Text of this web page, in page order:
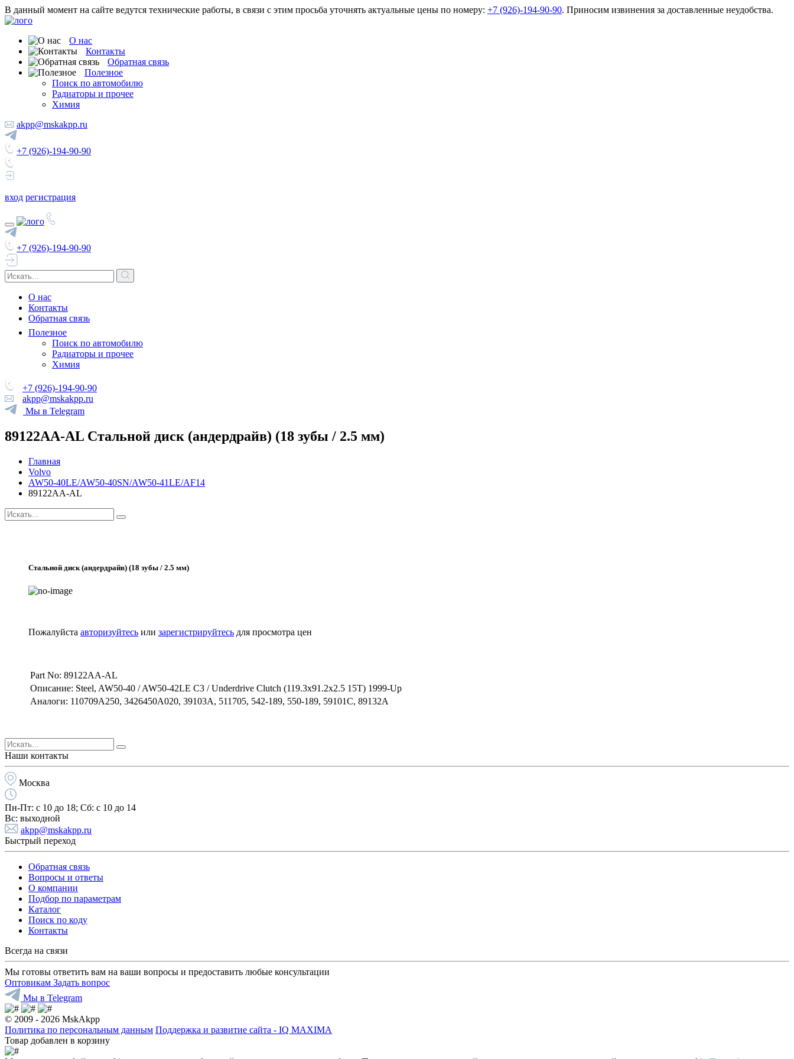
В данный момент на сайте ведутся технические работы, в связи с этим просьба уточнять актуальные цены по номеру: +7 (926)-194-90-90. Приносим извинения за доставленные неудобства.
О нас
Контакты
Обратная связь
Полезное
Поиск по автомобилю
Радиаторы и прочее
Химия
akpp@mskakpp.ru
+7 (926)-194-90-90
вход регистрация
+7 (926)-194-90-90
О нас
Контакты
Обратная связь
Полезное
Поиск по автомобилю
Радиаторы и прочее
Химия
+7 (926)-194-90-90
akpp@mskakpp.ru
Мы в Telegram
89122AA-AL Стальной диск (андердрайв) (18 зубы / 2.5 мм)
Главная
Volvo
AW50-40LE/AW50-40SN/AW50-41LE/AF14
89122AA-AL
Стальной диск (андердрайв) (18 зубы / 2.5 мм)
Пожалуйста авторизуйтесь или зарегистрируйтесь для просмотра цен
Part No: 89122AA-AL
Описание: Steel, AW50-40 / AW50-42LE C3 / Underdrive Clutch (119.3x91.2x2.5 15T) 1999-Up
Аналоги: 110709A250, 3426450A020, 39103A, 511705, 542-189, 550-189, 59101C, 89132A
Наши контакты
Москва
Пн-Пт: с 10 до 18; Cб: с 10 до 14
Вс: выходной
akpp@mskakpp.ru
Быстрый переход
Обратная связь
Вопросы и ответы
О компании
Подбор по параметрам
Каталог
Поиск по коду
Контакты
Всегда на связи
Мы готовы ответить вам на ваши вопросы и предоставить любые консультации
Оптовикам Задать вопрос
Мы в Telegram
© 2009 - 2026 MskAkpp
Политика по персональным данным Поддержка и развитие сайта - IQ MAXIMA
Товар добавлен в корзину